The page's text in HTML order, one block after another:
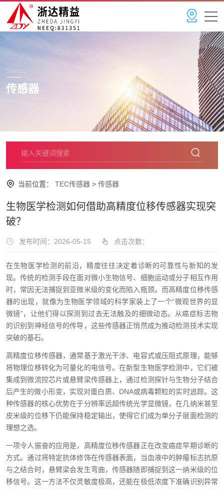
Sensor
传感器
当前位置： TEC传感器 > 传感器
生物医学检测如何借助高精度位移传感器实现突
破？
发布时间：2026-05-15 点击次数：
在生物医学检测的前沿，精度往往决定着诊断的可靠性与新知的发
现。传统的检测手段在面对微小生物信号、细胞运动或分子相互作用
时，常因无法捕捉到亚微米级的变化而陷入瓶颈。而高精度位移传感
器的出现，就像为生物医学领域的科学家装上了一个“微观世界的显
微镜”，让他们得以探测到过去无法触及的细微动态。从癌症标志物
的识别到神经信号的传导，这些传感器正悄然成为推动检测技术实现
突破的基石。
高精度位移传感器，通常基于激光干涉、电容式或压阻式原理，能够
将物理位移转化为可量化的电信号。在新型生物医学检测中，它们被
集成到微流控芯片或悬臂梁传感器上，通过检测探针与生物分子结合
后产生的微小形变，实现对蛋白质、DNA或病毒颗粒的实时追踪。这
种传感器的核心优势在于分辨率远超传统光学显微镜，在几纳米甚至
皮米级的位移下仍能保持稳定输出，使得它们成为单分子层面检测的
理想之选。
一项令人振奋的应用是，高精度位移传感器正在改变癌症早期诊断的
方式。通过将特定抗体修饰在传感器表面，当血液中的肿瘤标志抗原
与之结合时，悬臂梁会发生弯曲，传感器随即捕捉到这一纳米级的位
移信号。这一方法不仅灵敏度极高，还能在极低浓度下准确识别异常